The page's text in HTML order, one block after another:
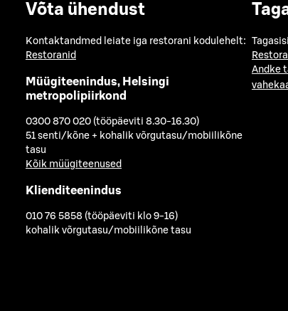
Võta ühendust
Kontaktandmed leiate iga restorani kodulehelt:
Restoranid
Müügiteenindus, Helsingi
metropolipiirkond
0300 870 020 (tööpäeviti 8.30-16.30)
51 senti/kõne + kohalik võrgutasu/mobiilikõne
tasu
Kõik müügiteenused
Klienditeenindus
010 76 5858 (tööpäeviti klo 9-16)
kohalik võrgutasu/mobiilikõne tasu
Andke